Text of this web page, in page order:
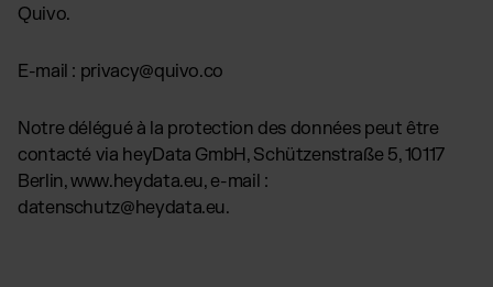
Quivo.
E-mail : privacy@quivo.co
Notre délégué à la protection des données peut être
contacté via heyData GmbH, Schützenstraße 5, 10117
Berlin, www.heydata.eu, e-mail :
datenschutz@heydata.eu.